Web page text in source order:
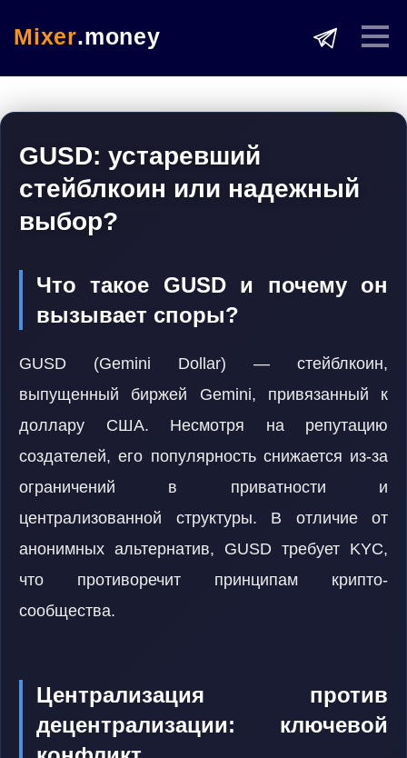
Mixer.money
GUSD: устаревший
стейблкоин или надежный
выбор?
Что такое GUSD и почему он
вызывает споры?
GUSD (Gemini Dollar) — стейблкоин,
выпущенный биржей Gemini, привязанный к
доллару США. Несмотря на репутацию
создателей, его популярность снижается из-за
ограничений в приватности и
централизованной структуры. В отличие от
анонимных альтернатив, GUSD требует KYC,
что противоречит принципам крипто-
сообщества.
Централизация против
децентрализации: ключевой